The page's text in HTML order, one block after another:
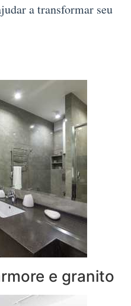
a transformar seu
e granito